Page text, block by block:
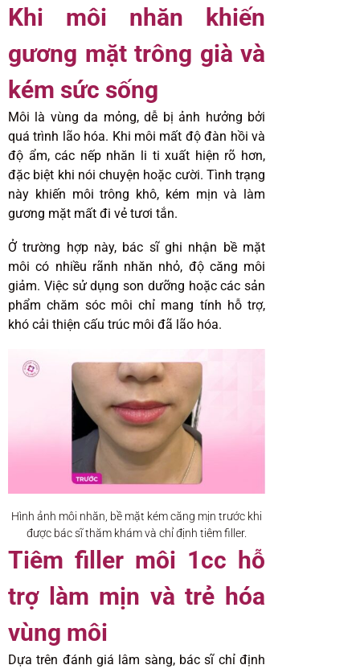
Khi môi nhăn khiến
gương mặt trông già và
kém sức sống
Môi là vùng da mỏng, dễ bị ảnh hưởng bởi
quá trình lão hóa. Khi môi mất độ đàn hồi và
độ ẩm, các nếp nhăn li ti xuất hiện rõ hơn,
đặc biệt khi nói chuyện hoặc cười. Tình trạng
này khiến môi trông khô, kém mịn và làm
gương mặt mất đi vẻ tươi tắn.
Ở trường hợp này, bác sĩ ghi nhận bề mặt
môi có nhiều rãnh nhăn nhỏ, độ căng môi
giảm. Việc sử dụng son dưỡng hoặc các sản
phẩm chăm sóc môi chỉ mang tính hỗ trợ,
khó cải thiện cấu trúc môi đã lão hóa.
Hình ảnh môi nhăn, bề mặt kém căng mịn trước khi
được bác sĩ thăm khám và chỉ định tiêm filler.
Tiêm filler môi 1cc hỗ
trợ làm mịn và trẻ hóa
vùng môi
Dựa trên đánh giá lâm sàng, bác sĩ chỉ định